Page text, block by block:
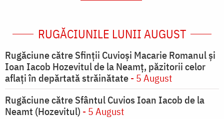
RUGĂCIUNILE LUNII AUGUST
Rugăciune către Sfinții Cuvioși Macarie Romanul și
Ioan Iacob Hozevitul de la Neamț, păzitorii celor
aflați în depărtată străinătate- 5 August
Rugăciune către Sfântul Cuvios Ioan Iacob de la
Neamt (Hozevitul) - 5 August